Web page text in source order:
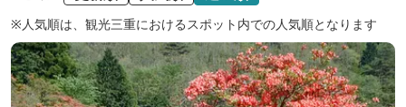
※人気順は、観光三重におけるスポット内での人気順となります